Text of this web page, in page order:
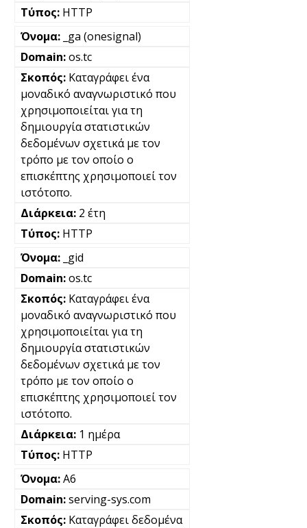
HTTP
_ga (onesignal)
os.tc
Καταγράφει ένα
μοναδικό αναγνωριστικό που
χρησιμοποιείται για τη
δημιουργία στατιστικών
δεδομένων σχετικά με τον
τρόπο με τον οποίο ο
επισκέπτης χρησιμοποιεί τον
ιστότοπο.
2 έτη
HTTP
_gid
os.tc
Καταγράφει ένα
μοναδικό αναγνωριστικό που
χρησιμοποιείται για τη
δημιουργία στατιστικών
δεδομένων σχετικά με τον
τρόπο με τον οποίο ο
επισκέπτης χρησιμοποιεί τον
ιστότοπο.
1 ημέρα
HTTP
A6
serving-sys.com
Καταγράφει δεδομένα